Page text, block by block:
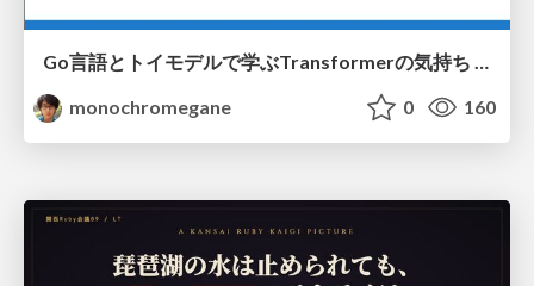
Go言語とトイモデルで学ぶTransformerの気持ち / fukuokago23-transformer
monochromegane
0 160